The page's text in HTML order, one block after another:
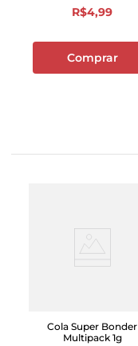
R$4,99
Comprar
Cola Super Bonder
Multipack 1g